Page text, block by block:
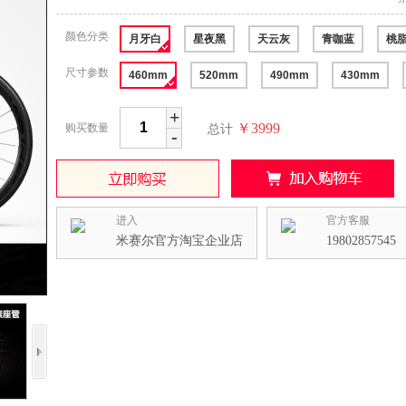
颜色分类 月牙白 星夜黑 天云灰 青咖蓝 桃
尺寸参数 460mm 520mm 490mm 430mm
购买数量 -
+
总计 ￥3999
进入
米赛尔官方淘宝企业店
官方客服
19802857545
收藏